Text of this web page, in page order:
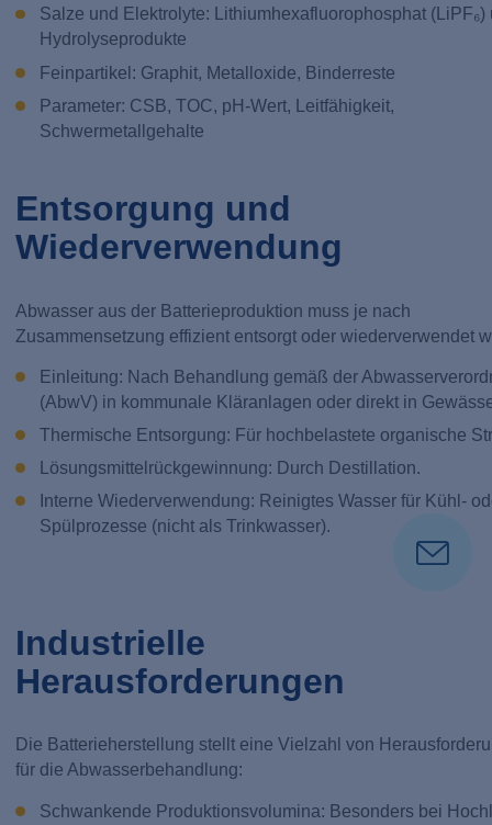
Salze und Elektrolyte: Lithiumhexafluorophosphat (LiPF₆)
Hydrolyseprodukte
Feinpartikel: Graphit, Metalloxide, Binderreste
Parameter: CSB, TOC, pH-Wert, Leitfähigkeit,
Schwermetallgehalte
Entsorgung und
Wiederverwendung
Abwasser aus der Batterieproduktion muss je nach
Zusammensetzung effizient entsorgt oder wiederverwendet
Einleitung: Nach Behandlung gemäß der
(AbwV) in kommunale Kläranlagen oder direkt in
Thermische Entsorgung: Für hochbelastete organische
Lösungsmittelrückgewinnung: Durch Destillation.
Interne Wiederverwendung: Reinigtes Wasser für Kühl-
Spülprozesse (nicht als Trinkwasser).
Industrielle
Herausforderungen
Die Batterieherstellung stellt eine Vielzahl von
für die Abwasserbehandlung:
Schwankende Produktionsvolumina: Besonders bei